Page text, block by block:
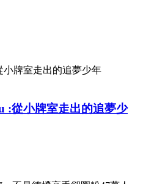
:從小牌室走出的追夢少